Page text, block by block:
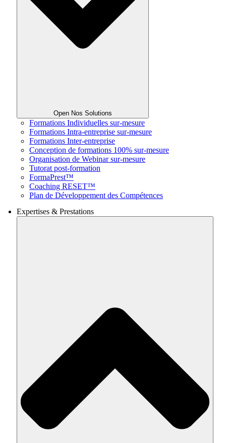
Open Nos Solutions
Formations Individuelles sur-mesure
Formations Intra-entreprise sur-mesure
Formations Inter-entreprise
Conception de formations 100% sur-mesure
Organisation de Webinar sur-mesure
Tutorat post-formation
FormaPrest™
Coaching RESET™
Plan de Développement des Compétences
Expertises & Prestations